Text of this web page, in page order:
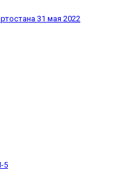
31 мая 2022
5